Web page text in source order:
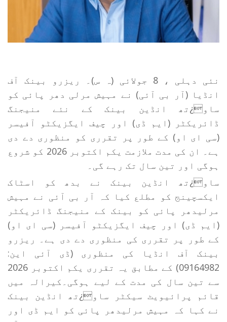
نئی دہلی ، 8 جولائی (ہ س)۔ ریزرو بینک آف
انڈیا (آر بی آئی) نے مہیش مرلی دھر پائی کو
ساو¿تھ انڈین بینک کے نئے منیجنگ
ڈائریکٹر (ایم ڈی) اور چیف ایگزیکٹو آفیسر
(سی ای او) کے طور پر تقرری کو منظوری دے دی
ہے۔ ان کی مدت ملازمت یکم اکتوبر 2026 کو شروع
ہوگی اور تین سال تک رہے گی۔
ساو¿تھ انڈین بینک نے بدھ کو اسٹاک
ایکسچینج کو مطلع کیا کہ آر بی آئی نے مہیش
مرلیدھر پائی کو بینک کے منیجنگ ڈائریکٹر
(ایم ڈی) اور چیف ایگزیکٹو آفیسر (سی ای او)
کے طور پر تقرری کی منظوری دے دی ہے۔ ریزرو
بینک آف انڈیا کی منظوری (ڈی آئی این:
09164982) کے مطابق یہ تقرری یکم اکتوبر 2026
سے تین سال کی مدت کے لیے ہوگی۔کیرالہ میں
قائم پرائیویٹ سیکٹر ساو¿تھ انڈین بینک
نے کہا کہ مہیش مرلیدھر پائی کو ایم ڈی اور